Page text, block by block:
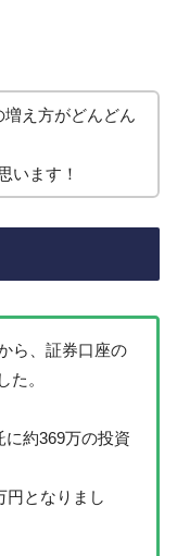
え方がどんどん
います！
ら、証券口座の
た。
約369万の投資
円となりまし